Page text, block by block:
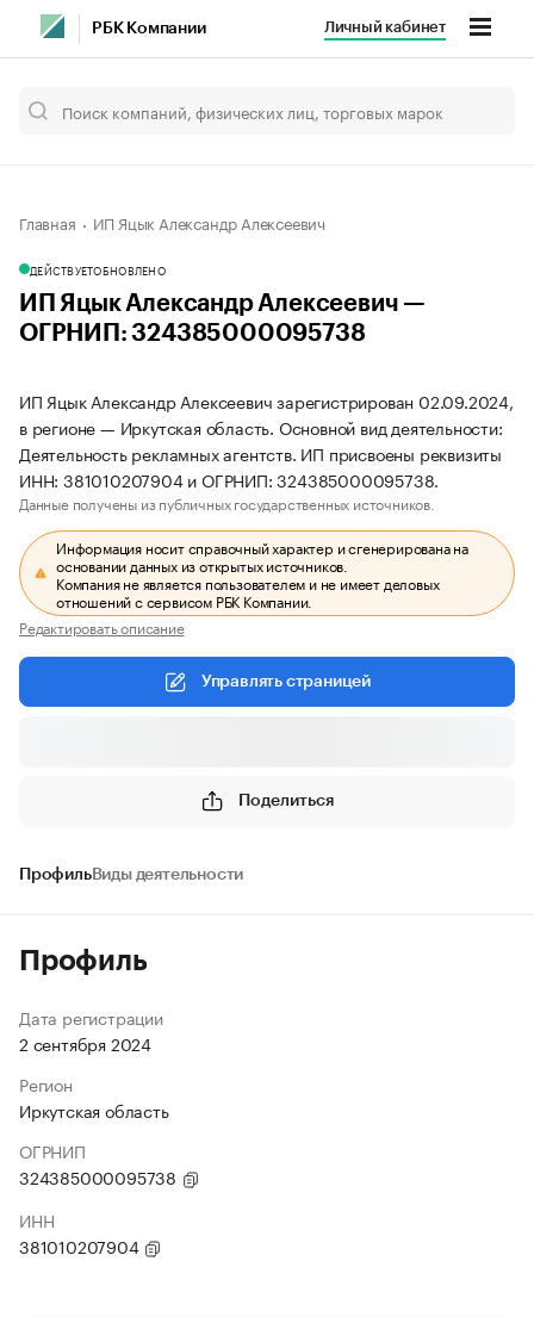
РБК Компании Личный кабинет
Главная ИП Яцык Александр Алексеевич
ДЕЙСТВУЕТОБНОВЛЕНО
ИП Яцык Александр Алексеевич —
ОГРНИП: 324385000095738
ИП Яцык Александр Алексеевич зарегистрирован 02.09.2024,
в регионе — Иркутская область. Основной вид деятельности:
Деятельность рекламных агентств. ИП присвоены реквизиты
ИНН: 381010207904 и ОГРНИП: 324385000095738.
Данные получены из публичных государственных источников.
Информация носит справочный характер и сгенерирована на
основании данных из открытых источников.
Компания не является пользователем и не имеет деловых
отношений с сервисом РБК Компании.
Редактировать описание
Управлять страницей
Поделиться
ПрофильВиды деятельности
Профиль
Дата регистрации
2 сентября 2024
Регион
Иркутская область
ОГРНИП
324385000095738
ИНН
381010207904